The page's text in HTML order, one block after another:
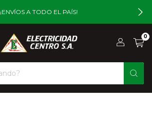
¡ENVÍOS A TODO EL PAÍS!
0